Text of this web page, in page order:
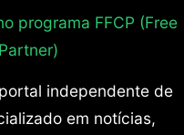
programa FFCP (Free
independente de
em notícias,